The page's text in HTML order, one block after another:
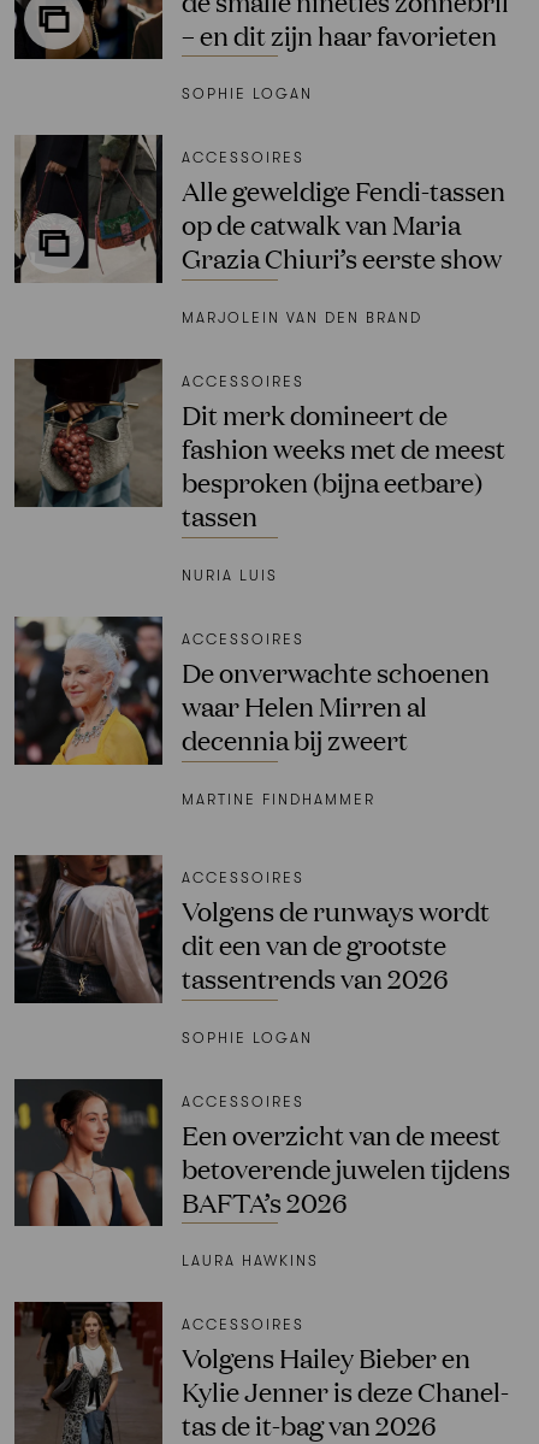
– en dit zijn haar favorieten
SOPHIE LOGAN
ACCESSOIRES
Alle geweldige Fendi-tassen
op de catwalk van Maria
Grazia Chiuri’s eerste show
MARJOLEIN VAN DEN BRAND
ACCESSOIRES
Dit merk domineert de
fashion weeks met de meest
besproken (bijna eetbare)
tassen
NURIA LUIS
ACCESSOIRES
De onverwachte schoenen
waar Helen Mirren al
decennia bij zweert
MARTINE FINDHAMMER
ACCESSOIRES
Volgens de runways wordt
dit een van de grootste
tassentrends van 2026
SOPHIE LOGAN
ACCESSOIRES
Een overzicht van de meest
betoverende juwelen tijdens
BAFTA’s 2026
LAURA HAWKINS
ACCESSOIRES
Volgens Hailey Bieber en
Kylie Jenner is deze Chanel-
tas de it-bag van 2026